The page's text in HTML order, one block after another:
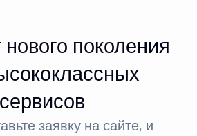
поколения
сервисов
заявку на сайте, и